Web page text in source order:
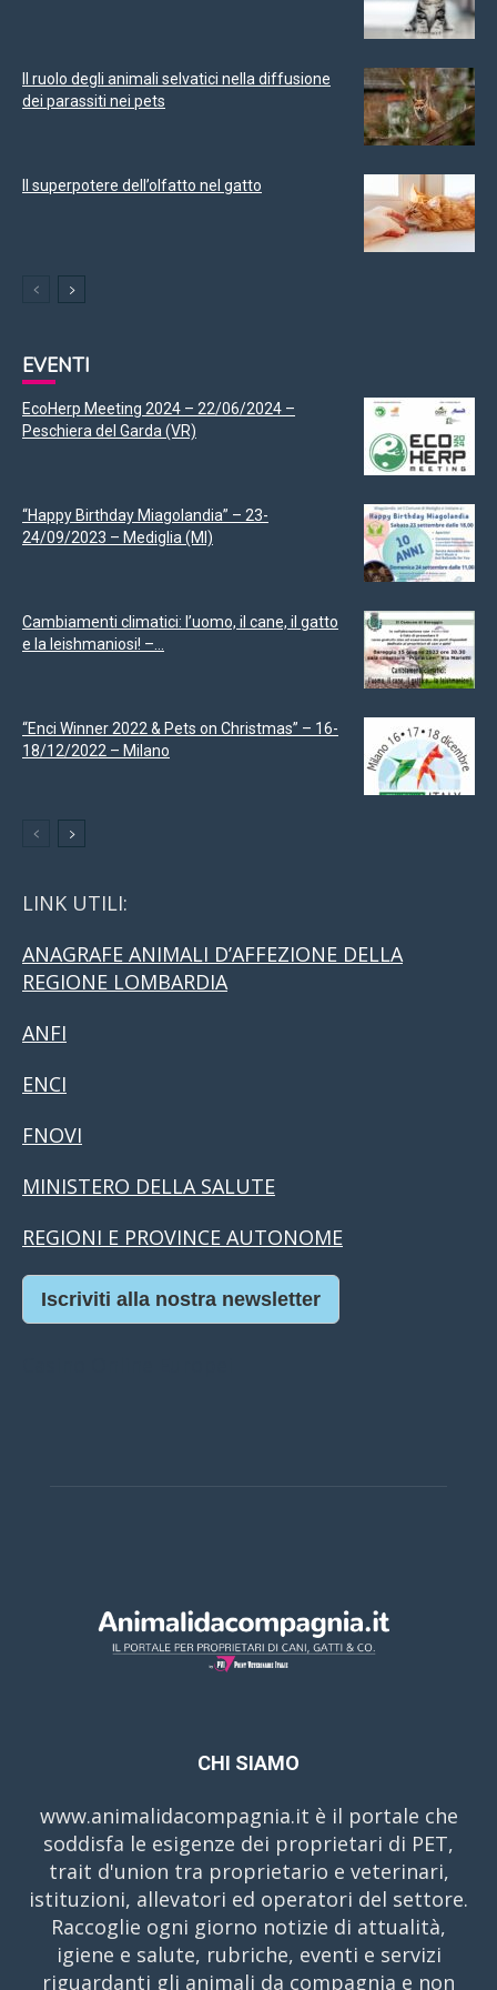
Il ruolo degli animali selvatici nella diffusione
dei parassiti nei pets
Il superpotere dell’olfatto nel gatto
EVENTI
EcoHerp Meeting 2024 – 22/06/2024 –
Peschiera del Garda (VR)
“Happy Birthday Miagolandia” – 23-
24/09/2023 – Mediglia (MI)
Cambiamenti climatici: l’uomo, il cane, il gatto
e la leishmaniosi! –...
“Enci Winner 2022 & Pets on Christmas” – 16-
18/12/2022 – Milano
LINK UTILI:
ANAGRAFE ANIMALI D’AFFEZIONE DELLA
REGIONE LOMBARDIA
ANFI
ENCI
FNOVI
MINISTERO DELLA SALUTE
REGIONI E PROVINCE AUTONOME
Iscriviti alla nostra newsletter
CHI SIAMO
www.animalidacompagnia.it è il portale che
soddisfa le esigenze dei proprietari di PET,
trait d'union tra proprietario e veterinari,
istituzioni, allevatori ed operatori del settore.
Raccoglie ogni giorno notizie di attualità,
igiene e salute, rubriche, eventi e servizi
riguardanti gli animali da compagnia e non